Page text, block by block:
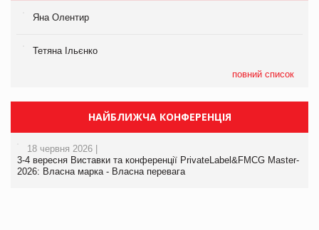
Яна Олентир
Тетяна Ільєнко
повний список
НАЙБЛИЖЧА КОНФЕРЕНЦІЯ
18 червня 2026 |
3-4 вересня Виставки та конференції PrivateLabel&FMCG Master-
2026: Власна марка - Власна перевага